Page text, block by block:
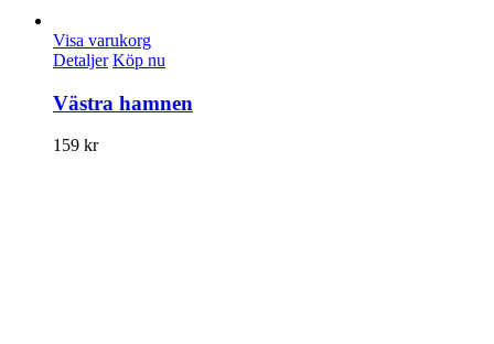
Visa varukorg
Detaljer Köp nu
Västra hamnen
159 kr